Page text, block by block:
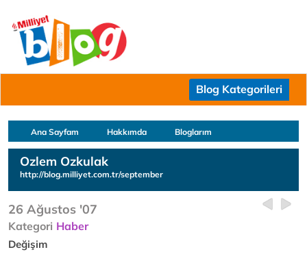
Blog Kategorileri
Ana Sayfam Hakkımda Bloglarım
Ozlem Ozkulak
http://blog.milliyet.com.tr/september
26 Ağustos '07
Kategori Haber
Değişim